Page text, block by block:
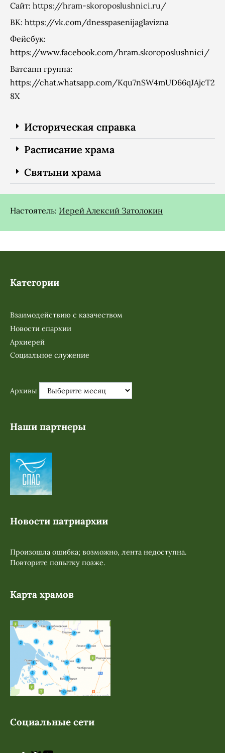
Сайт: https://hram-skoroposlushnici.ru/
ВК: https://vk.com/dnesspasenijaglavizna
Фейсбук:
https://www.facebook.com/hram.skoroposlushnici/
Ватсапп группа:
https://chat.whatsapp.com/Kqu7nSW4mUD66qJAjcT2
8X
Историческая справка
Расписание храма
Святыни храма
Настоятель: Иерей Алексий Затолокин
Категории
Взаимодействию с казачеством
Новости епархии
Архиерей
Социальное служение
Архивы
Наши партнеры
Новости патриархии
Произошла ошибка; возможно, лента недоступна.
Повторите попытку позже.
Карта храмов
Социальные сети